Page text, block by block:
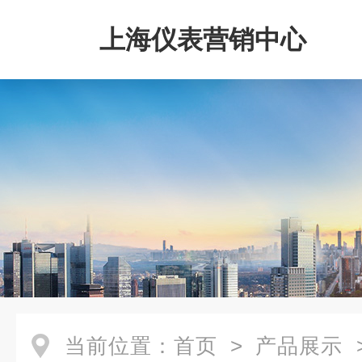
上海仪表营销中心
当前位置： 首页 > 产品展示